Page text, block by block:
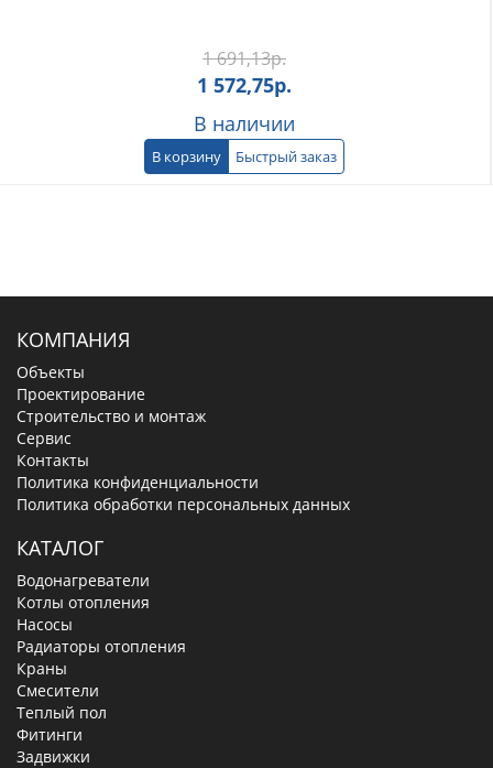
1 691,13р.
1 572,75р.
В наличии
В корзину Быстрый заказ
КОМПАНИЯ
Объекты
Проектирование
Строительство и монтаж
Сервис
Контакты
Политика конфиденциальности
Политика обработки персональных данных
КАТАЛОГ
Водонагреватели
Котлы отопления
Насосы
Радиаторы отопления
Краны
Смесители
Теплый пол
Фитинги
Задвижки